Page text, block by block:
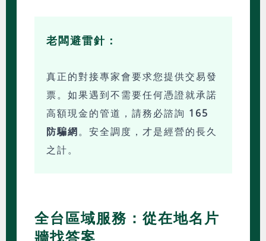
老闆避雷針：
真正的對接專家會要求您提供交易發
票。如果遇到不需要任何憑證就承諾
高額現金的管道，請務必諮詢 165
防騙網。安全調度，才是經營的長久
之計。
全台區域服務：從在地名片
牆找答案